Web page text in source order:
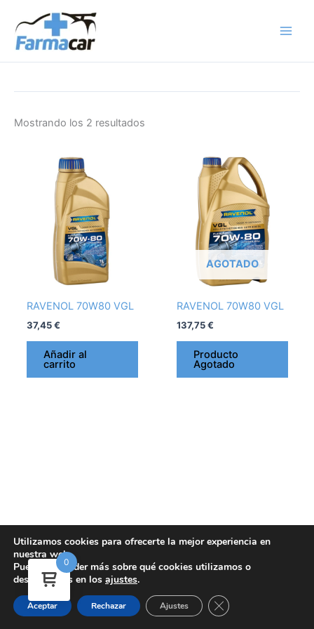
contenido
Mostrando los 2 resultados
RAVENOL 70W80 VGL
37,45€
Añadir al
carrito
AGOTADO
RAVENOL 70W80 VGL
137,75€
Producto
Agotado
Aviso Legal y términos y condiciones-Política de Cookies
devoluciones y reembolsos-Política de Privacidad
Copyright © 2026 FARMACAR | Sitio web desarrollado por
Utilizamos cookies para ofrecerte la mejor experiencia en
nuestra web.
Puedes aprender más sobre qué cookies utilizamos o
desactivarlas en los ajustes.
Aceptar Rechazar Ajustes Cerrar el banner de
0